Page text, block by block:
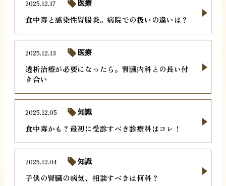
食中毒と感染性胃腸炎。病院での扱いの違いは？
2025.12.17 医療
透析治療が必要になったら。腎臓内科との長い付
き合い
2025.12.13 医療
食中毒かも？最初に受診すべき診療科はコレ！
2025.12.05 知識
子供の腎臓の病気、相談すべきは何科？
2025.12.04 知識